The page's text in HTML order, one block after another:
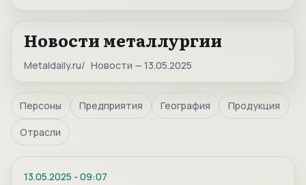
Новости металлургии
Metaldaily.ru Новости — 13.05.2025
Персоны Предприятия География Продукция
Отрасли
13.05.2025 - 09:07